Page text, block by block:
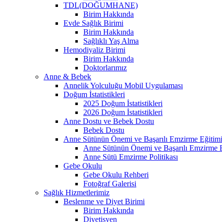
TDL(DOĞUMHANE)
Birim Hakkında
Evde Sağlık Birimi
Birim Hakkında
Sağlıklı Yaş Alma
Hemodiyaliz Birimi
Birim Hakkında
Doktorlarımız
Anne & Bebek
Annelik Yolculuğu Mobil Uygulaması
Doğum İstatistikleri
2025 Doğum İstatistikleri
2026 Doğum İstatistikleri
Anne Dostu ve Bebek Dostu
Bebek Dostu
Anne Sütünün Önemi ve Başarılı Emzirme Eğitimi
Anne Sütünün Önemi ve Başarılı Emzirme
Anne Sütü Emzirme Politikası
Gebe Okulu
Gebe Okulu Rehberi
Fotoğraf Galerisi
Sağlık Hizmetlerimiz
Beslenme ve Diyet Birimi
Birim Hakkında
Diyetisyen